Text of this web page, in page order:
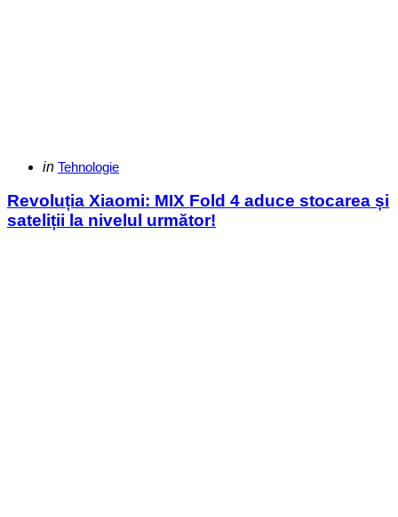
Categories
Posted
in Tehnologie
Revoluția Xiaomi: MIX Fold 4 aduce stocarea și
sateliții la nivelul următor!